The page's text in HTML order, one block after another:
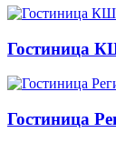
Гостиница
Гостиница